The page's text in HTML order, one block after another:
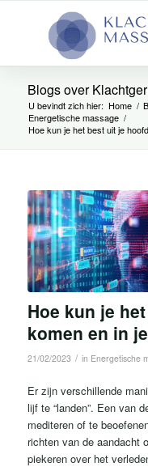
Blogs over
U bevindt zich hier: Home /
Energetische massage /
Hoe kun je het best uit je
Hoe kun je
komen en in
21/02/2023 / in Energetische
Er zijn verschillende
lijf te “landen”. Een van
mediteren of te
richten van de aandacht
piekeren over het